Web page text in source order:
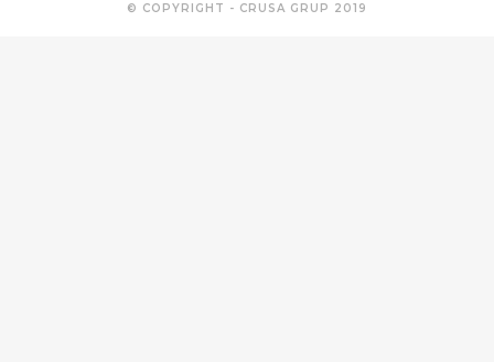
© COPYRIGHT - CRUSA GRUP 2019